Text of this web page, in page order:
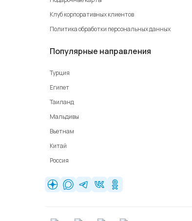
Клуб корпоративных клиентов
Политика обработки персональных данных
Популярные направления
Турция
Египет
Таиланд
Мальдивы
Вьетнам
Китай
Россия